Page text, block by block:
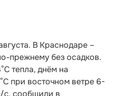
В Краснодаре –
прежнему без осадков.
тепла, днём на
при восточном ветре 6-
с, сообщили в